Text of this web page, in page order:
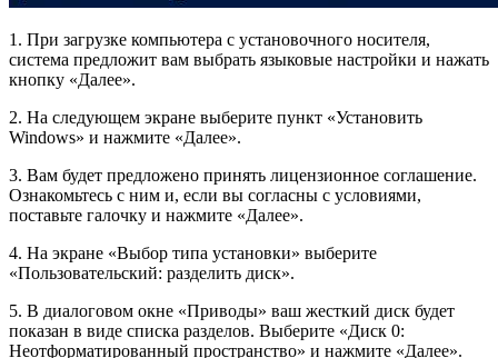
1. При загрузке компьютера с установочного носителя,
система предложит вам выбрать языковые настройки и нажать
кнопку «Далее».
2. На следующем экране выберите пункт «Установить
Windows» и нажмите «Далее».
3. Вам будет предложено принять лицензионное соглашение.
Ознакомьтесь с ним и, если вы согласны с условиями,
поставьте галочку и нажмите «Далее».
4. На экране «Выбор типа установки» выберите
«Пользовательский: разделить диск».
5. В диалоговом окне «Приводы» ваш жесткий диск будет
показан в виде списка разделов. Выберите «Диск 0:
Неотформатированный пространство» и нажмите «Далее».